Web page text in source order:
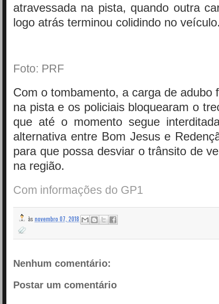
atravessada na pista, quando outra
logo atrás terminou colidindo no
Foto: PRF
Com o tombamento, a carga de adubo
na pista e os policiais bloquearam o
que até o momento segue
alternativa entre Bom Jesus e
para que possa desviar o trânsito de
na região.
Com informações do GP1
às novembro 07, 2018
Nenhum comentário:
Postar um comentário